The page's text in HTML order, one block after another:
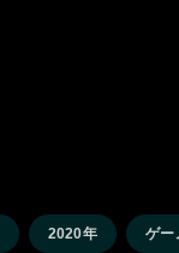
2020年 ゲー